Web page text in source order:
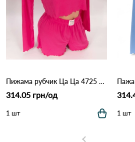
Пижама рубчик Ца Ца 4725 Малиновый
314.05 грн/од
1 шт 1 шт